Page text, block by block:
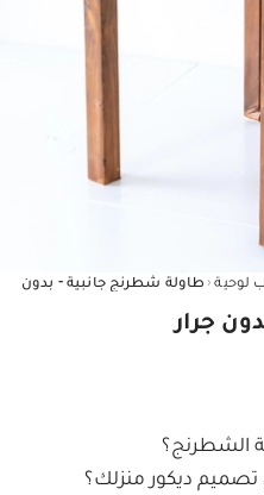
لوحية ‹ طاولة شطرنج جانبية - بدون
جرار